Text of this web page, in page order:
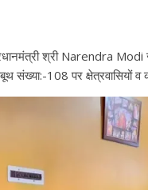
श्री Narendra
संख्या:-108 पर क्षेत्रवासियों व